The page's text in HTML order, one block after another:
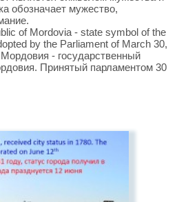
обозначает мужество,
of Mordovia - state symbol of the
by the Parliament of March 30,
- государственный
Принятый парламентом 30